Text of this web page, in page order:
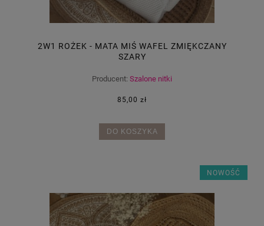
2W1 ROŻEK - MATA MIŚ WAFEL ZMIĘKCZANY
SZARY
Producent: Szalone nitki
85,00 zł
DO KOSZYKA
NOWOŚĆ